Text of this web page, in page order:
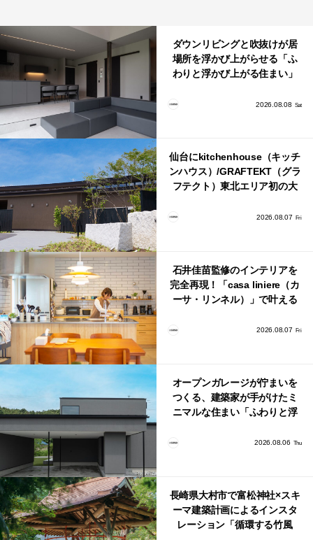
ダウンリビングと吹抜けが居
場所を浮かび上がらせる「ふ
わりと浮かび上がる住まい」
2026.08.08 Sat
仙台にkitchenhouse（キッチ
ンハウス）/GRAFTEKT（グラ
フテクト）東北エリア初の大
2026.08.07 Fri
石井佳苗監修のインテリアを
完全再現！「casa liniere（カ
ーサ・リンネル）」で叶える
2026.08.07 Fri
オープンガレージが佇まいを
つくる、建築家が手がけたミ
ニマルな住まい「ふわりと浮
2026.08.06 Thu
長崎県大村市で富松神社×スキ
ーマ建築計画によるインスタ
レーション「循環する竹風